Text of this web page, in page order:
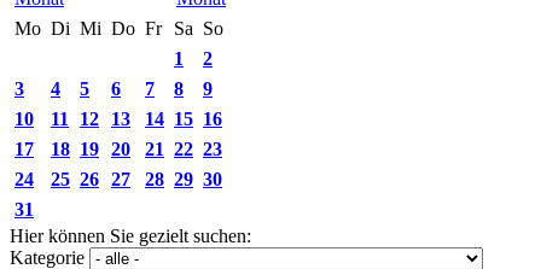
Mo Di Mi Do Fr Sa So
1
2
3
4 5 6 7 8
9
10
11 12 13 14 15 16
17
18 19 20 21 22 23
24
25 26 27 28 29 30
31
Hier können Sie gezielt suchen:
Kategorie